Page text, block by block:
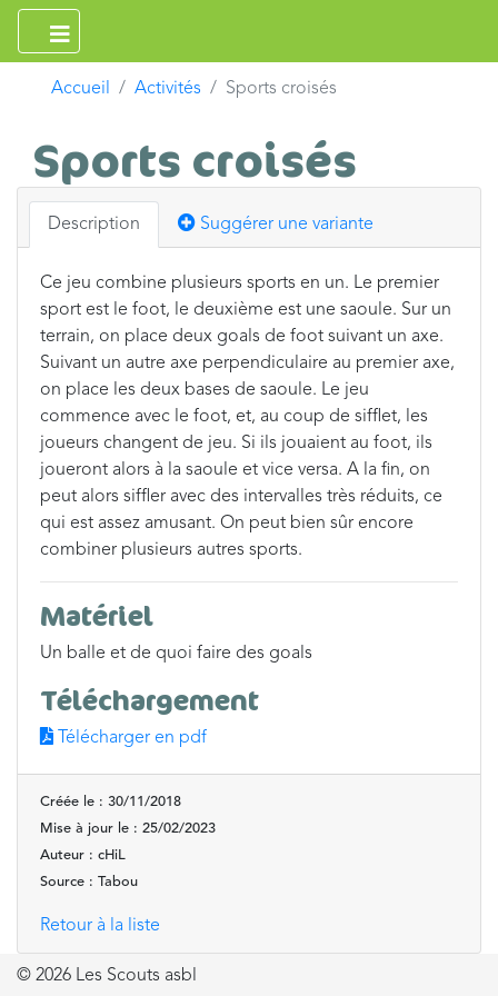
Accueil Activités Sports croisés
Sports croisés
Description Suggérer une variante
Ce jeu combine plusieurs sports en un. Le premier
sport est le foot, le deuxième est une saoule. Sur un
terrain, on place deux goals de foot suivant un axe.
Suivant un autre axe perpendiculaire au premier axe,
on place les deux bases de saoule. Le jeu
commence avec le foot, et, au coup de sifflet, les
joueurs changent de jeu. Si ils jouaient au foot, ils
joueront alors à la saoule et vice versa. A la fin, on
peut alors siffler avec des intervalles très réduits, ce
qui est assez amusant. On peut bien sûr encore
combiner plusieurs autres sports.
Matériel
Un balle et de quoi faire des goals
Téléchargement
Télécharger en pdf
Créée le : 30/11/2018
Mise à jour le : 25/02/2023
Auteur : cHiL
Source : Tabou
Retour à la liste
© 2026 Les Scouts asbl